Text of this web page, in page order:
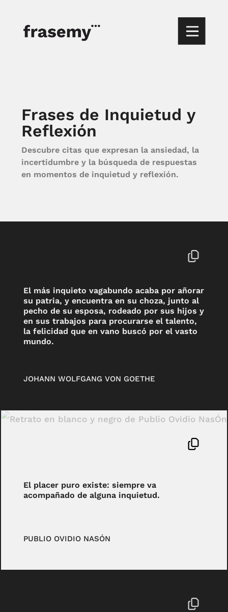
Frases de Inquietud y
Reflexión
Descubre citas que expresan la ansiedad, la
incertidumbre y la búsqueda de respuestas
en momentos de inquietud y reflexión.
El más inquieto vagabundo acaba por añorar
su patria, y encuentra en su choza, junto al
pecho de su esposa, rodeado por sus hijos y
en sus trabajos para procurarse el talento,
la felicidad que en vano buscó por el vasto
mundo.
JOHANN WOLFGANG VON GOETHE
El placer puro existe: siempre va
acompañado de alguna inquietud.
PUBLIO OVIDIO NASÓN